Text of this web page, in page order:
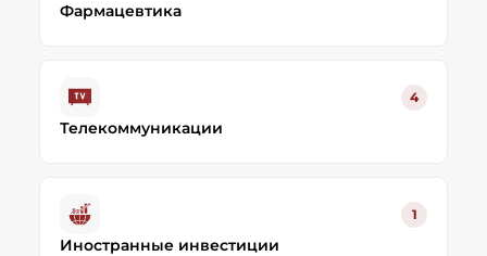
Фармацевтика
4
Телекоммуникации
1
Иностранные инвестиции